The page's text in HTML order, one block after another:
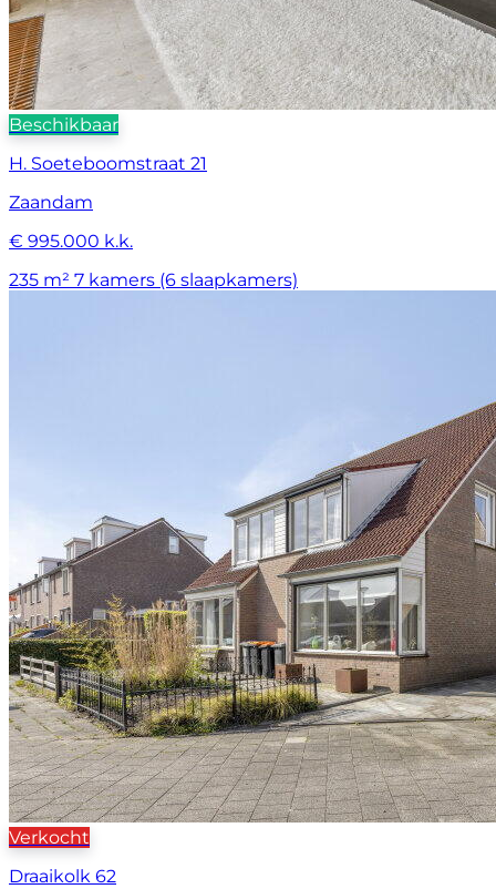
Beschikbaar
H. Soeteboomstraat 21
Zaandam
€ 995.000 k.k.
235 m² 7 kamers (6 slaapkamers)
Verkocht
Draaikolk 62